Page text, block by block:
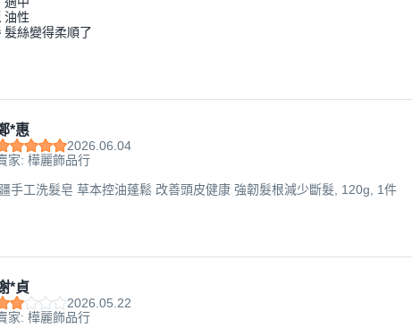
油性
髮絲變得柔順了
*惠
2026.06.04
家: 樺麗飾品行
手工洗髮皂 草本控油蓬鬆 改善頭皮健康 強韌髮根減少斷髮, 120g, 1件
*貞
2026.05.22
家: 樺麗飾品行